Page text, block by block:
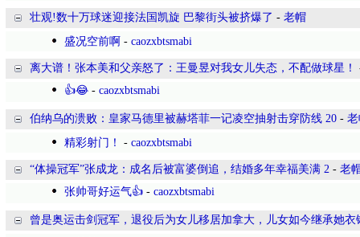
壮观!数十万球迷迎接法国凯旋 巴黎街头被挤爆了 - 老帽
盛况空前啊 - caozxbtsmabi
离大谱！张本美和父亲怒了：王曼昱对我女儿失态，不配做球星！
👍😂 - caozxbtsmabi
伯纳乌的溃败：皇家马德里被赫塔菲一记凌空抽射击穿防线 20 -
精彩射门！
- caozxbtsmabi
“体操冠军”张成龙：成名后被富婆倒追，结婚多年幸福美满 2 - 老
张帅哥好运气👍 - caozxbtsmabi
曾是奥运击剑冠军，退役后为女儿移居加拿大，儿女如今继承她衣